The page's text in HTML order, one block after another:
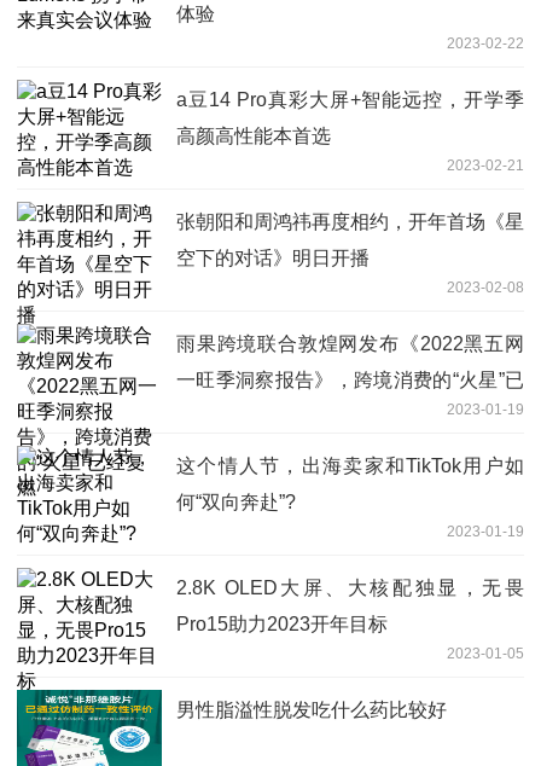
体验
2023-02-22
a豆14 Pro真彩大屏+智能远控，开学季
高颜高性能本首选
2023-02-21
张朝阳和周鸿祎再度相约，开年首场《星
空下的对话》明日开播
2023-02-08
雨果跨境联合敦煌网发布《2022黑五网
一旺季洞察报告》，跨境消费的“火星”已
2023-01-19
这个情人节，出海卖家和TikTok用户如
何“双向奔赴”?
2023-01-19
2.8K OLED大屏、大核配独显，无畏
Pro15助力2023开年目标
2023-01-05
男性脂溢性脱发吃什么药比较好